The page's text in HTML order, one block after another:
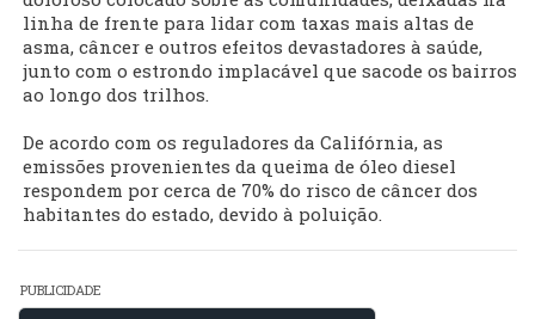
linha de frente para lidar com taxas mais altas de
asma, câncer e outros efeitos devastadores à saúde,
junto com o estrondo implacável que sacode os bairros
ao longo dos trilhos.
De acordo com os reguladores da Califórnia, as
emissões provenientes da queima de óleo diesel
respondem por cerca de 70% do risco de câncer dos
habitantes do estado, devido à poluição.
PUBLICIDADE